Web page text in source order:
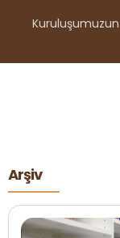
Kuruluşumuzun
Arşiv